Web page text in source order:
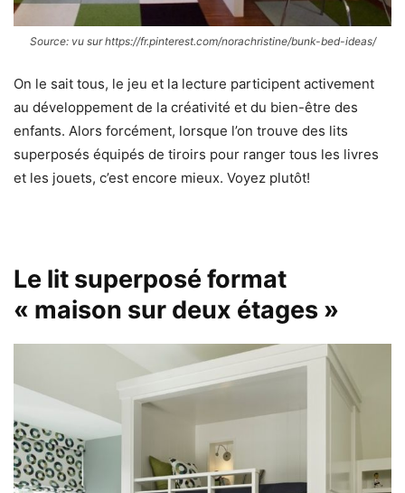
Source: vu sur https://fr.pinterest.com/norachristine/bunk-bed-ideas/
On le sait tous, le jeu et la lecture participent activement
au développement de la créativité et du bien-être des
enfants. Alors forcément, lorsque l’on trouve des lits
superposés équipés de tiroirs pour ranger tous les livres
et les jouets, c’est encore mieux. Voyez plutôt!
Le lit superposé format
« maison sur deux étages »